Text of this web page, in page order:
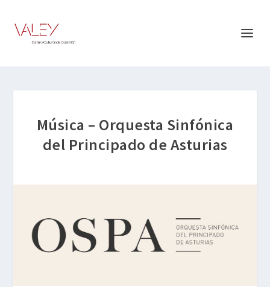
Música – Orquesta Sinfónica
del Principado de Asturias